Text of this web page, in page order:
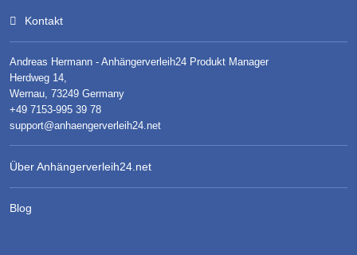
Kontakt
Andreas Hermann - Anhängerverleih24 Produkt Manager
Herdweg 14,
Wernau, 73249 Germany
+49 7153-995 39 78
support@anhaengerverleih24.net
Über Anhängerverleih24.net
Blog